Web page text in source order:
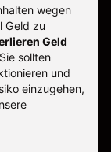
wegen
Geld zu
Geld
Sie sollten
und
einzugehen,